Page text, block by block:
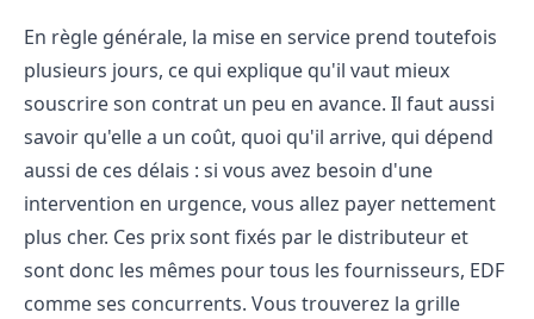
En règle générale, la mise en service prend toutefois
plusieurs jours, ce qui explique qu'il vaut mieux
souscrire son contrat un peu en avance. Il faut aussi
savoir qu'elle a un coût, quoi qu'il arrive, qui dépend
aussi de ces délais : si vous avez besoin d'une
intervention en urgence, vous allez payer nettement
plus cher. Ces prix sont fixés par le distributeur et
sont donc les mêmes pour tous les fournisseurs, EDF
comme ses concurrents. Vous trouverez la grille